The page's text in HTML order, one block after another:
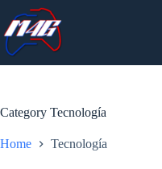
content
Category Tecnología
Home Tecnología